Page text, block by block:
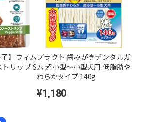
了】ウィム
リップ S
プラクト 歯みがきデンタルガ
ム 超小型～小型犬用 低脂肪や
わらかタイプ 140g
¥1,180